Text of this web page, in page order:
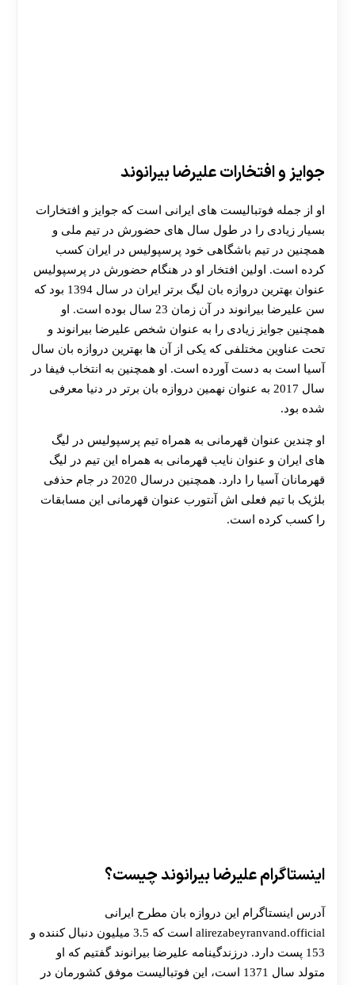
جوایز و افتخارات علیرضا بیرانوند
او از جمله فوتبالیست های ایرانی است که جوایز و افتخارات
بسیار زیادی را در طول سال های حضورش در تیم ملی و
همچنین در تیم باشگاهی خود پرسپولیس در ایران کسب
کرده است. اولین افتخار او در هنگام حضورش در پرسپولیس
عنوان بهترین دروازه بان لیگ برتر ایران در سال 1394 بود که
سن علیرضا بیرانوند در آن زمان 23 سال بوده است. او
همچنین جوایز زیادی را به عنوان شخص علیرضا بیرانوند و
تحت عناوین مختلفی که یکی از آن ها بهترین دروازه بان سال
آسیا است به دست آورده است. او همچنین به انتخاب فیفا در
سال 2017 به عنوان نهمین دروازه بان برتر در دنیا معرفی
شده بود.
او چندین عنوان قهرمانی به همراه تیم پرسپولیس در لیگ
های ایران و عنوان نایب قهرمانی به همراه این تیم در لیگ
قهرمانان آسیا را دارد. همچنین درسال 2020 در جام حذفی
بلژیک با تیم فعلی اش آنتورب عنوان قهرمانی این مسابقات
را کسب کرده است.
اینستاگرام علیرضا بیرانوند چیست؟
آدرس اینستاگرام این دروازه بان مطرح ایرانی
alirezabeyranvand.official است که 3.5 میلیون دنبال کننده و
153 پست دارد. درزندگینامه علیرضا بیرانوند گفتیم که او
متولد سال 1371 است، این فوتبالیست موفق کشورمان در